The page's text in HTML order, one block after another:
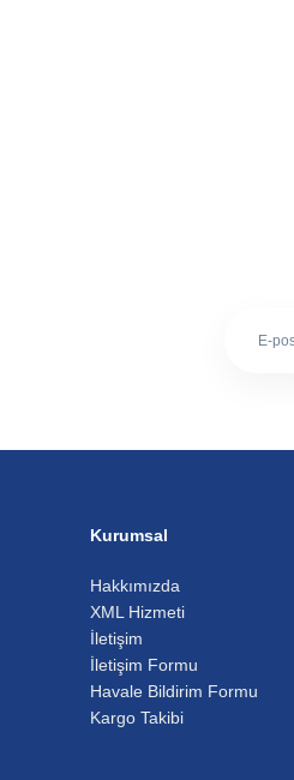
Kurumsal
Hakkımızda
XML Hizmeti
İletişim
İletişim Formu
Havale Bildirim Formu
Kargo Takibi